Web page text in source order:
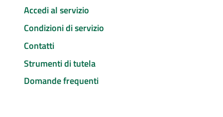
Accedi al servizio
Condizioni di servizio
Contatti
Strumenti di tutela
Domande frequenti